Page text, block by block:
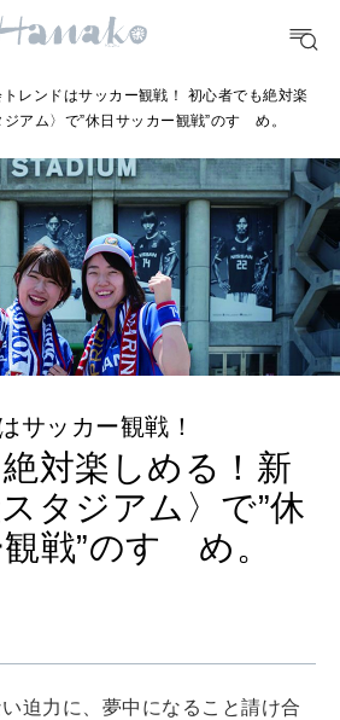
] Monthly Love Holoscope
がわかる今月のあなた
自分にやさしく
LEARN
MAMA
ママもいろいろ
CULTURE
自分を耕す
レンドはサッカー観戦！ 初心者でも絶対楽
アム〉で”休日サッカー観戦”のすゝめ。
サッカー観戦！
対楽しめる！新
タジアム〉で”休
戦”のすゝめ。
迫力に、夢中になること請け合